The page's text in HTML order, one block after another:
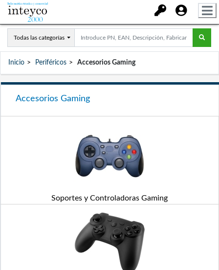
Todas las categorías
Inicio Periféricos Accesorios Gaming
Accesorios Gaming
Soportes y Controladoras Gaming